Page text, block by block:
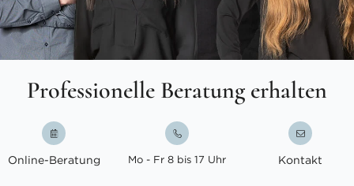
Professionelle Beratung erhalten
Online-Beratung Mo - Fr 8 bis 17 Uhr Kontakt